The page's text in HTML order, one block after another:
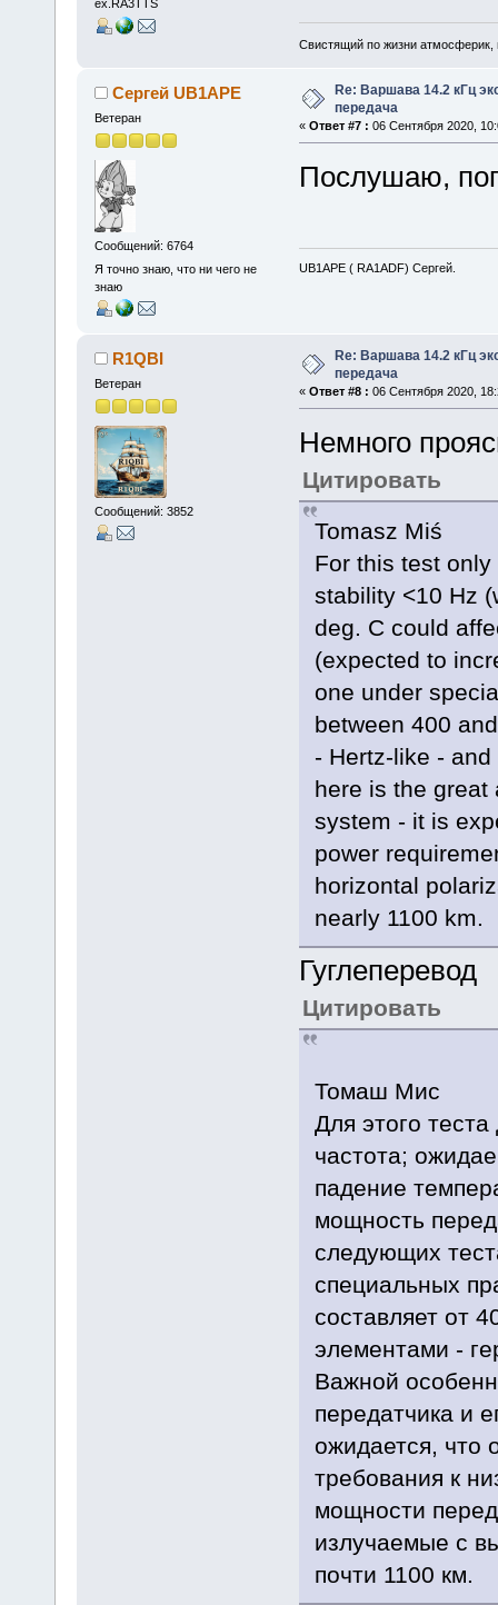
ex.RA3TTS
Свистящий по жизни
Сергей UB1APE
Ветеран
Сообщений: 6764
Я точно знаю, что ни чего не
знаю
Re: Варшава 14.2 кГц
передача
« Ответ #7 : 06 Сентября 2020,
Послушаю,
UB1APE ( RA1ADF) Сергей.
R1QBI
Ветеран
Сообщений: 3852
Re: Варшава 14.2 кГц
передача
« Ответ #8 : 06 Сентября 2020,
Немного
Цитировать
Tomasz Miś
For this test
stability <10 Hz
deg. C could
(expected to
one under
between 400
- Hertz-like -
here is the great
system - it is
power
horizontal
nearly 1100 km.
Гуглеперевод
Цитировать
Томаш Мис
Для этого
частота;
падение
мощность
следующих
специальных
составляет от
элементами -
Важной
передатчика и
ожидается, что
требования к
мощности
излучаемые с
почти 1100 км.